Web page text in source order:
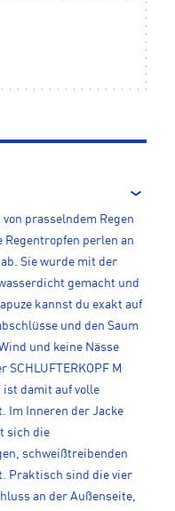
prasselndem Regen
perlen an
ab. Sie wurde mit der
gemacht und
kannst du exakt auf
und den Saum
und keine Nässe
M
ist damit auf volle
Im Inneren der Jacke
sich die
schweißtreibenden
Praktisch sind die vier
an der Außenseite,